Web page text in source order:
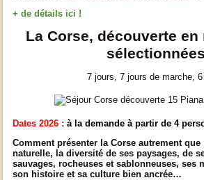
+ de détails ici !
La Corse, découverte en
sélectionnées
7 jours, 7 jours de marche,
Dates 2026 :à la demande à partir de 4
Comment présenter la Corse autrement que
naturelle, la diversité de ses paysages, de
sauvages, rocheuses et sablonneuses, ses
son histoire et sa culture bien ancrée…